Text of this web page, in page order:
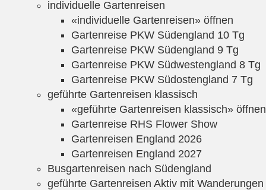
individuelle Gartenreisen
«individuelle Gartenreisen» öffnen
Gartenreise PKW Südengland 10 Tg
Gartenreise PKW Südengland 9 Tg
Gartenreise PKW Südwestengland 8 Tg
Gartenreise PKW Südostengland 7 Tg
geführte Gartenreisen klassisch
«geführte Gartenreisen klassisch» öffnen
Gartenreise RHS Flower Show
Gartenreisen England 2026
Gartenreisen England 2027
Busgartenreisen nach Südengland
geführte Gartenreisen Aktiv mit Wanderungen